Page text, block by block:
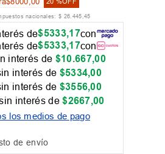
nacionales: $ 26.445,45
de$5333,17con
de$5333,17con
interés de $10.667,00
interés de $5334,00
interés de $3556,00
interés de$2667,00
los medios de pago
de envío